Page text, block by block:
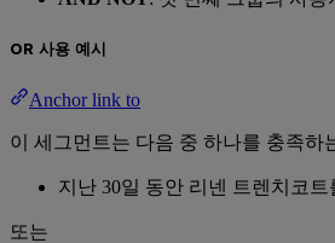
OR 사용 예시
Anchor link to
이 세그먼트는 다음 중 하나를 충족하
지난 30일 동안 리넨 트렌치코
또는